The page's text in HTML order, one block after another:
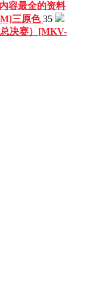
容最全的资料
三原色 35
总决赛）[MKV-